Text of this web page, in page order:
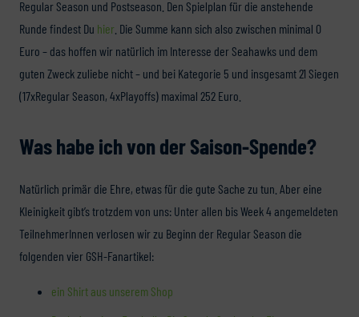
Regular Season und Postseason. Den Spielplan für die anstehende
Runde findest Du hier . Die Summe kann sich also zwischen minimal 0
Euro – das hoffen wir natürlich im Interesse der Seahawks und dem
guten Zweck zuliebe nicht – und bei Kategorie 5 und insgesamt 21 Siegen
(17xRegular Season, 4xPlayoffs) maximal 252 Euro.
Was habe ich von der Saison-Spende?
Natürlich primär die Ehre, etwas für die gute Sache zu tun. Aber eine
Kleinigkeit gibt’s trotzdem von uns: Unter allen bis Week 4 angemeldeten
TeilnehmerInnen verlosen wir zu Beginn der Regular Season die
folgenden vier GSH-Fanartikel:
ein Shirt aus unserem Shop